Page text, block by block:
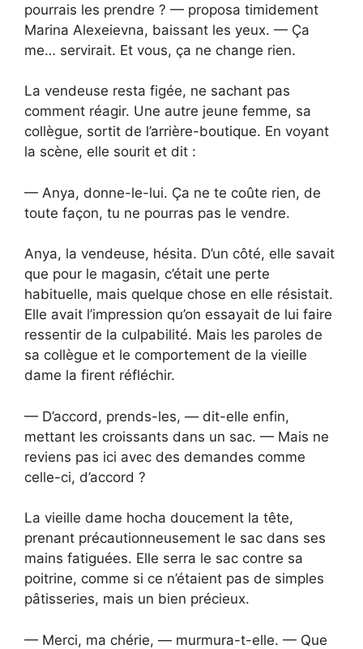
pourrais les prendre ? — proposa timidement
Marina Alexeievna, baissant les yeux. — Ça
me… servirait. Et vous, ça ne change rien.
La vendeuse resta figée, ne sachant pas
comment réagir. Une autre jeune femme, sa
collègue, sortit de l’arrière-boutique. En voyant
la scène, elle sourit et dit :
— Anya, donne-le-lui. Ça ne te coûte rien, de
toute façon, tu ne pourras pas le vendre.
Anya, la vendeuse, hésita. D’un côté, elle savait
que pour le magasin, c’était une perte
habituelle, mais quelque chose en elle résistait.
Elle avait l’impression qu’on essayait de lui faire
ressentir de la culpabilité. Mais les paroles de
sa collègue et le comportement de la vieille
dame la firent réfléchir.
— D’accord, prends-les, — dit-elle enfin,
mettant les croissants dans un sac. — Mais ne
reviens pas ici avec des demandes comme
celle-ci, d’accord ?
La vieille dame hocha doucement la tête,
prenant précautionneusement le sac dans ses
mains fatiguées. Elle serra le sac contre sa
poitrine, comme si ce n’étaient pas de simples
pâtisseries, mais un bien précieux.
— Merci, ma chérie, — murmura-t-elle. — Que